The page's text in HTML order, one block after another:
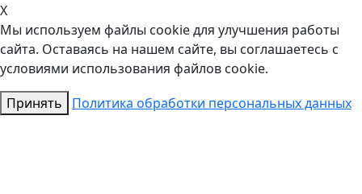
X
Мы используем файлы cookie для улучшения работы
сайта. Оставаясь на нашем сайте, вы соглашаетесь с
условиями использования файлов cookie.
Принять
Политика обработки персональных данных